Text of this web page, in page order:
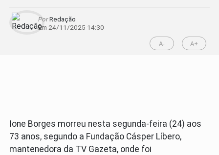
PorRedação
Em 24/11/2025 14:30
A- A+
Ione Borges morreu nesta segunda-feira (24) aos
73 anos, segundo a Fundação Cásper Líbero,
mantenedora da TV Gazeta, onde foi